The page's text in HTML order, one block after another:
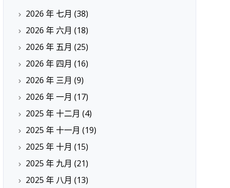
2026 年 七月 (38)
2026 年 六月 (18)
2026 年 五月 (25)
2026 年 四月 (16)
2026 年 三月 (9)
2026 年 一月 (17)
2025 年 十二月 (4)
2025 年 十一月 (19)
2025 年 十月 (15)
2025 年 九月 (21)
2025 年 八月 (13)